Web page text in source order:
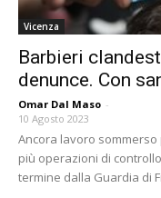
Vicenza
Barbieri
denunce. Con
Omar Dal Maso -
10 Agosto 2023
Ancora lavoro
più operazioni di
termine dalla Guardia di